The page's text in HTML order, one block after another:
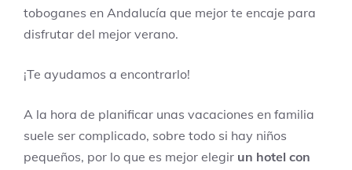
toboganes en Andalucía que mejor te encaje para
disfrutar del mejor verano.
¡Te ayudamos a encontrarlo!
A la hora de planificar unas vacaciones en familia
suele ser complicado, sobre todo si hay niños
pequeños, por lo que es mejor elegir un hotel con